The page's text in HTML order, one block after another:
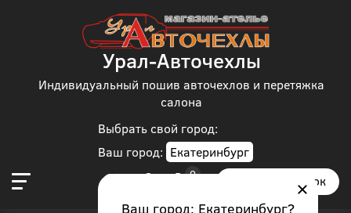
Выбрать свой город:
Ваш город: Екатеринбург
Ваш город: Екатеринбург?
Урал-Авточехлы
Индивидуальный пошив авточехлов и перетяжка
салона
Заказать звонок